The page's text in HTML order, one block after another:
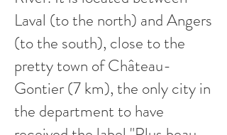
Laval (to the north) and Angers
(to the south), close to the
pretty town of Château-
Gontier (7 km), the only city in
the department to have